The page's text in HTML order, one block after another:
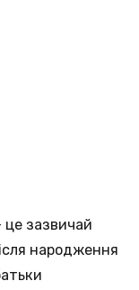
це зазвичай
народження